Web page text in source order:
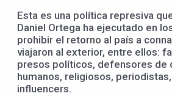
Esta es una política represiva
Daniel Ortega ha ejecutado en
prohibir el retorno al país a
viajaron al exterior, entre ellos:
presos políticos, defensores de
humanos, religiosos,
influencers.